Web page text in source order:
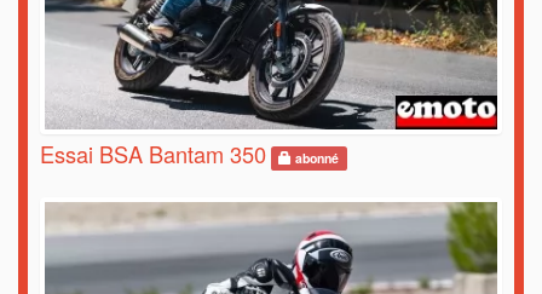
Essai BSA Bantam 350 abonné